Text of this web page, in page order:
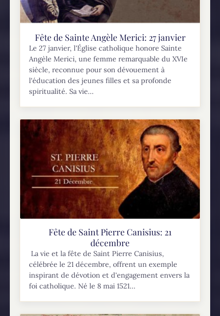
Fête de Sainte Angèle Merici: 27 janvier
Le 27 janvier, l'Église catholique honore Sainte
Angèle Merici, une femme remarquable du XVIe
siècle, reconnue pour son dévouement à
l'éducation des jeunes filles et sa profonde
spiritualité. Sa vie...
Fête de Saint Pierre Canisius: 21
décembre
La vie et la fête de Saint Pierre Canisius,
célébrée le 21 décembre, offrent un exemple
inspirant de dévotion et d'engagement envers la
foi catholique. Né le 8 mai 1521...